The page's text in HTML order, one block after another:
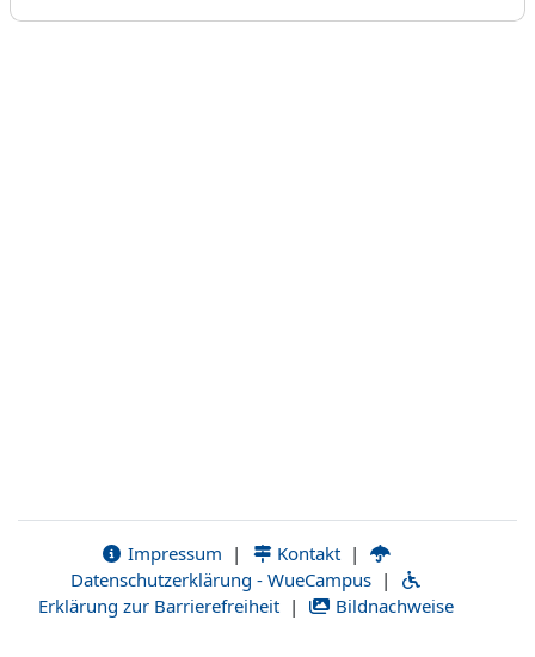
Impressum | Kontakt |
Datenschutzerklärung - WueCampus |
Erklärung zur Barrierefreiheit | Bildnachweise